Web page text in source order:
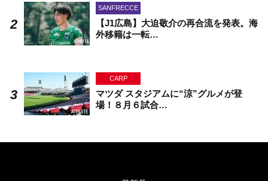
SANFRECCE
【J1広島】大迫敬介の再合流を発表。海
外移籍は一転…
CARP
マツダ スタジアムに“涼”グルメが登
場！８月６試合…